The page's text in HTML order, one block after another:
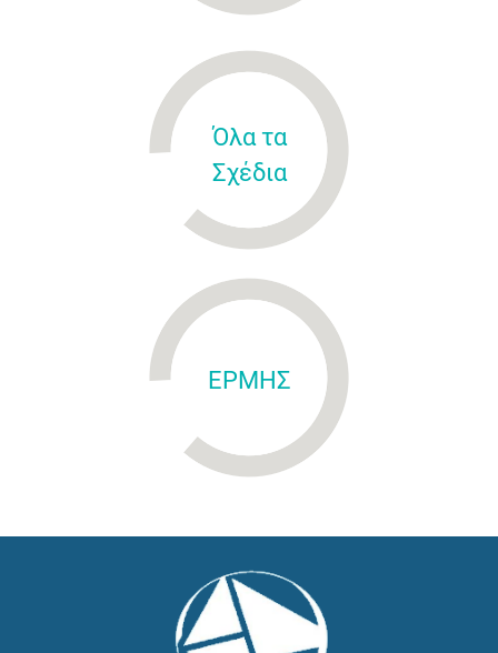
Όλα τα
Σχέδια
ΕΡΜΗΣ